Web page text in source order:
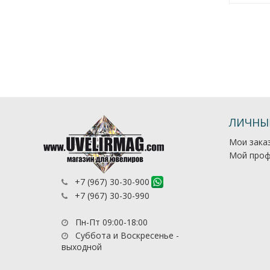
+7 (967) 30-30-900
+7 (967) 30-30-990
Пн-Пт 09:00-18:00
Суббота и Воскресенье -
выходной
Мои
Мой